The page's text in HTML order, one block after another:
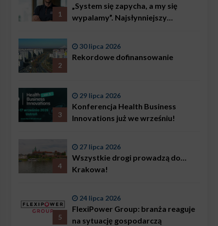
1
„System się zapycha, a my się
wypalamy”. Najsłynniejszy
problemem są nie tylko choroby
2
30 lipca 2026
Rekordowe dofinansowanie
3
29 lipca 2026
Konferencja Health Business
Innovations już we wrześniu!
4
27 lipca 2026
Wszystkie drogi prowadzą do…
Krakowa!
5
24 lipca 2026
FlexiPower Group: branża reaguje
na sytuację gospodarczą